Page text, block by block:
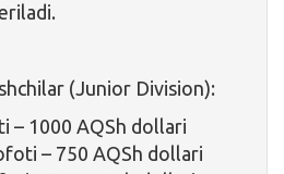
(Junior Division):
– 1000 AQSh dollari
– 750 AQSh dollari